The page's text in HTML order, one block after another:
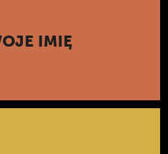
IMIĘ